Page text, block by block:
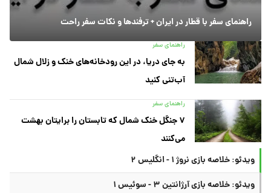
راهنمای سفر با قطار در ایران + ترفندها و نکات سفر راحت
راهنمای سفر
به جای دریا، در این رودخانه‌های خنک و زلال شمال
آب‌تنی کنید
راهنمای سفر
۷ جنگل خنک شمال که تابستان را برایتان بهشت
می‌کنند
ویدئو: خلاصه بازی نروژ ۱ - انگلیس ۲
ویدئو: خلاصه بازی آرژانتین ۳ - سوئیس ۱